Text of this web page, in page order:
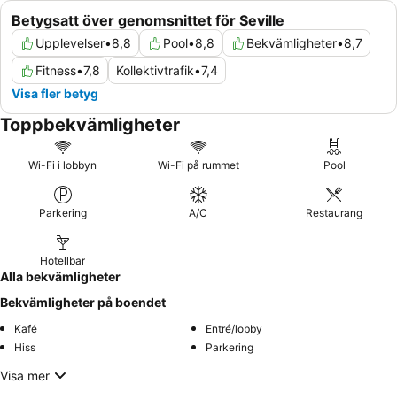
Betygsatt över genomsnittet för Seville
Upplevelser•8,8 Pool•8,8 Bekvämligheter•8,7
Fitness•7,8 Kollektivtrafik•7,4
Visa fler betyg
Toppbekvämligheter
Wi-Fi i lobbyn Wi-Fi på rummet Pool
Parkering A/C Restaurang
Hotellbar
Alla bekvämligheter
Bekvämligheter på boendet
Kafé
Entré/lobby
Hiss
Parkering
Visa mer